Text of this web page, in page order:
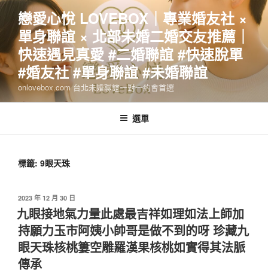
跳
主
要
內
容
戀愛心悅 LOVEBOX｜專業婚友社 ×
單身聯誼 × 北部未婚二婚交友推薦｜
快速遇見真愛 #二婚聯誼 #快速脫單
#婚友社 #單身聯誼 #未婚聯誼
onlovebox.com 台北未婚聯誼一對一約會首選
選單
標籤: 9眼天珠
發
佈
於
2023 年 12 月 30 日
九眼接地氣力量此處最吉祥如理如法上師加
持願力玉市阿姨小帥哥是做不到的呀 珍藏九
眼天珠核桃簍空雕羅漢果核桃如實得其法脈
傳承